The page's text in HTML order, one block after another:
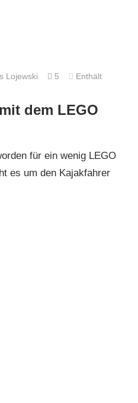
Lojewski 5
Enthält
dem LEGO
für ein wenig LEGO
es um den Kajakfahrer